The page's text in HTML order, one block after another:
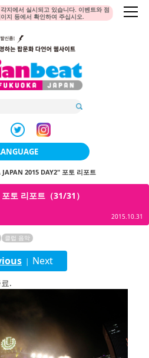
지에서 실시되고 있습니다. 이벤트와 점
지 등에서 확인하여 주십시오.
日本語
한국어
繁體中文
English
tiéng Viêt
Indonesia
JAPAN 2015 DAY2" 포토 리포트
토 리포트（31/31）
2015.10.31
클럽 음악
| Next
.